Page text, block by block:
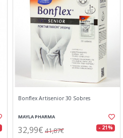
Bonflex Artisenior 30 Sobres
MAYLA PHARMA
32,99€ 41,87€ - 21%